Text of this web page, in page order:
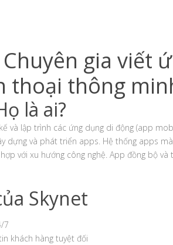
Chuyên gia viết
thoại thông
là ai?
và lập trình các ứng dụng di động (app
dựng và phát triển apps. Hệ thống apps
với xu hướng công nghệ. App đồng bộ
Skynet
7
khách hàng tuyệt đối